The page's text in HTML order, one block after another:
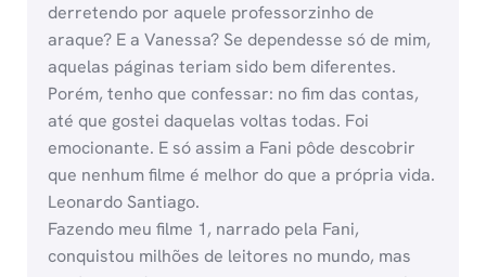
derretendo por aquele professorzinho de
araque? E a Vanessa? Se dependesse só de mim,
aquelas páginas teriam sido bem diferentes.
Porém, tenho que confessar: no fim das contas,
até que gostei daquelas voltas todas. Foi
emocionante. E só assim a Fani pôde descobrir
que nenhum filme é melhor do que a própria vida.
Leonardo Santiago.
Fazendo meu filme 1, narrado pela Fani,
conquistou milhões de leitores no mundo, mas